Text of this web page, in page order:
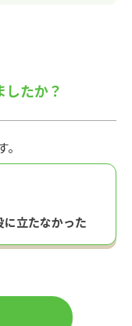
たか？
に立たなかった